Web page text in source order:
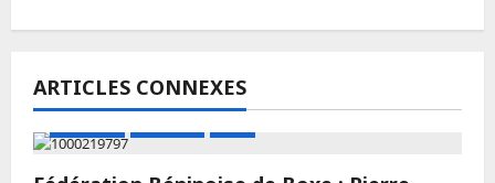
ARTICLES CONNEXES